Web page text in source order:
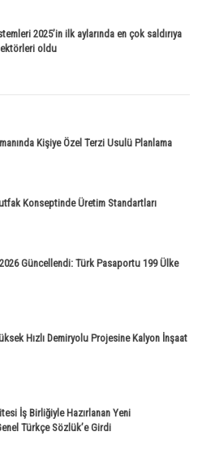
2025’in ilk aylarında en çok saldırıya
oldu
Kişiye Özel Terzi Usulü Planlama
Konseptinde Üretim Standartları
Güncellendi: Türk Pasaportu 199 Ülke
Hızlı Demiryolu Projesine Kalyon İnşaat
İş Birliğiyle Hazırlanan Yeni
Türkçe Sözlük’e Girdi